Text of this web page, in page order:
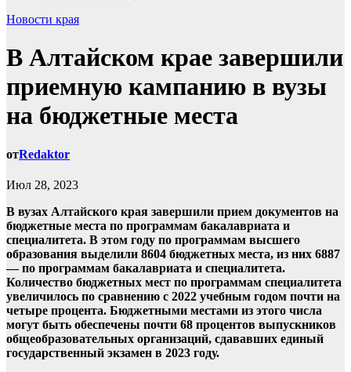
Новости края
В Алтайском крае завершили
приемную кампанию в вузы
на бюджетные места
отRedaktor
Июл 28, 2023
В вузах Алтайского края завершили прием документов на
бюджетные места по программам бакалавриата и
специалитета. В этом году по программам высшего
образования выделили 8604 бюджетных места, из них 6887
— по программам бакалавриата и специалитета.
Количество бюджетных мест по программам специалитета
увеличилось по сравнению с 2022 учебным годом почти на
четыре процента. Бюджетными местами из этого числа
могут быть обеспечены почти 68 процентов выпускников
общеобразовательных организаций, сдававших единый
государственный экзамен в 2023 году.